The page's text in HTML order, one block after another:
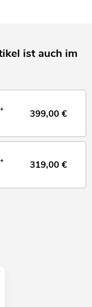
ist auch im
399,00 €
319,00 €